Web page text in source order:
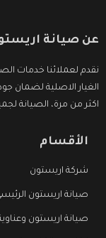
عن صيانة
نقدم لعملائنا خدمات
الغيار الاصلية لضمان
اكثر من مرة، الصيانة
الأقسام
شركة اريستون
صيانة اريستون
صيانة اريستون